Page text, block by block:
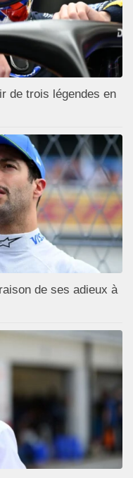
de trois légendes en
de ses adieux à